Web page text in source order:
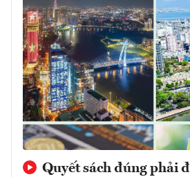
Quyết sách đúng phải